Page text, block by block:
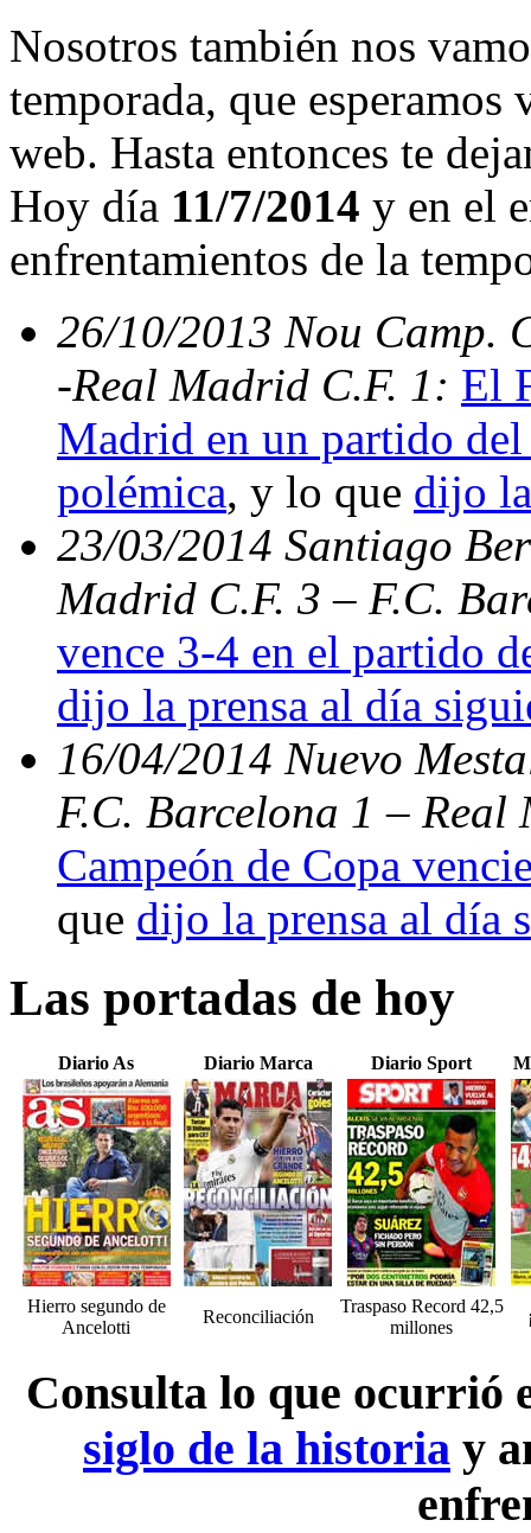
Nosotros también nos
temporada, que esperamos
web. Hasta entonces te
Hoy día 11/7/2014 y en el
enfrentamientos de la
26/10/2013 Nou Camp.
-Real Madrid C.F. 1: El
Madrid en un partido
polémica, y lo que dijo
23/03/2014 Santiago
Madrid C.F. 3 – F.C.
vence 3-4 en el partido
dijo la prensa al día
16/04/2014 Nuevo
F.C. Barcelona 1 –
Campeón de Copa
que dijo la prensa al día
Las portadas de hoy
Diario As Diario Marca Diario Sport
Hierro segundo de
Ancelotti
Reconciliación
Traspaso Record 42,5
millones
Consulta lo que ocurrió
siglo de la historia y